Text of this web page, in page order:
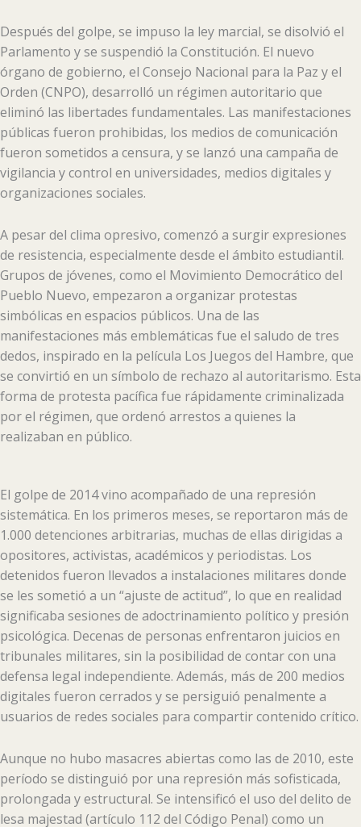
Después del golpe, se impuso la ley marcial, se disolvió el
Parlamento y se suspendió la Constitución. El nuevo
órgano de gobierno, el Consejo Nacional para la Paz y el
Orden (CNPO), desarrolló un régimen autoritario que
eliminó las libertades fundamentales. Las manifestaciones
públicas fueron prohibidas, los medios de comunicación
fueron sometidos a censura, y se lanzó una campaña de
vigilancia y control en universidades, medios digitales y
organizaciones sociales.
A pesar del clima opresivo, comenzó a surgir expresiones
de resistencia, especialmente desde el ámbito estudiantil.
Grupos de jóvenes, como el Movimiento Democrático del
Pueblo Nuevo, empezaron a organizar protestas
simbólicas en espacios públicos. Una de las
manifestaciones más emblemáticas fue el saludo de tres
dedos, inspirado en la película Los Juegos del Hambre, que
se convirtió en un símbolo de rechazo al autoritarismo. Esta
forma de protesta pacífica fue rápidamente criminalizada
por el régimen, que ordenó arrestos a quienes la
realizaban en público.
El golpe de 2014 vino acompañado de una represión
sistemática. En los primeros meses, se reportaron más de
1.000 detenciones arbitrarias, muchas de ellas dirigidas a
opositores, activistas, académicos y periodistas. Los
detenidos fueron llevados a instalaciones militares donde
se les sometió a un “ajuste de actitud”, lo que en realidad
significaba sesiones de adoctrinamiento político y presión
psicológica. Decenas de personas enfrentaron juicios en
tribunales militares, sin la posibilidad de contar con una
defensa legal independiente. Además, más de 200 medios
digitales fueron cerrados y se persiguió penalmente a
usuarios de redes sociales para compartir contenido crítico.
Aunque no hubo masacres abiertas como las de 2010, este
período se distinguió por una represión más sofisticada,
prolongada y estructural. Se intensificó el uso del delito de
lesa majestad (artículo 112 del Código Penal) como un